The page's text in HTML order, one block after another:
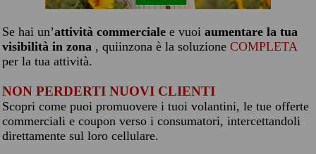
Se hai un’attività commerciale e vuoi aumentare la tua
visibilità in zona , quiinzona è la soluzione COMPLETA
per la tua attività.
NON PERDERTI NUOVI CLIENTI
Scopri come puoi promuovere i tuoi volantini, le tue offerte
commerciali e coupon verso i consumatori, intercettandoli
direttamente sul loro cellulare.